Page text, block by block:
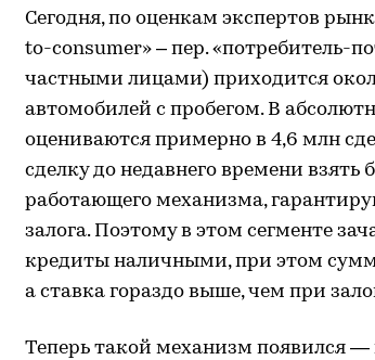
Сегодня, по оценкам экспертов
to-consumer» – пер. «потребитель-
частными лицами) приходится
автомобилей с пробегом. В
оцениваются примерно в 4,6 млн
сделку до недавнего времени
работающего механизма,
залога. Поэтому в этом сегменте
кредиты наличными, при этом
а ставка гораздо выше, чем при
Теперь такой механизм появился —